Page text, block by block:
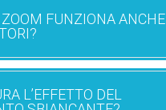
FUNZIONA ANCHE
L’EFFETTO DEL